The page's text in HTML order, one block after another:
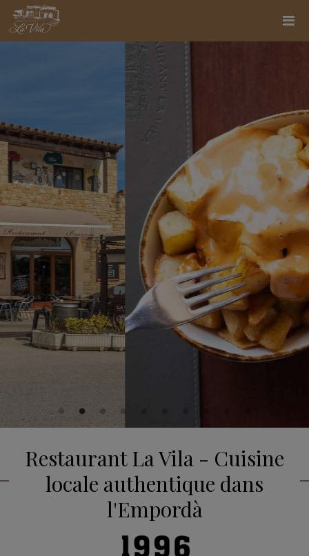
Restaurant La Vila - Cuisine
locale authentique dans
l'Empordà